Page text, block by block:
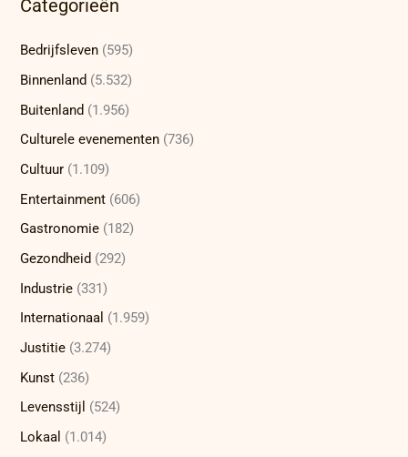
Categorieën
Bedrijfsleven (595)
Binnenland (5.532)
Buitenland (1.956)
Culturele evenementen (736)
Cultuur (1.109)
Entertainment (606)
Gastronomie (182)
Gezondheid (292)
Industrie (331)
Internationaal (1.959)
Justitie (3.274)
Kunst (236)
Levensstijl (524)
Lokaal (1.014)